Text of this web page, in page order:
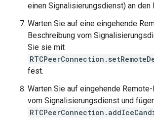
einen Signalisierungsdienst) an den
Warten Sie auf eine eingehende
Beschreibung vom
Sie sie mit
fest.
Warten Sie auf eingehende
vom Signalisierungsdienst und